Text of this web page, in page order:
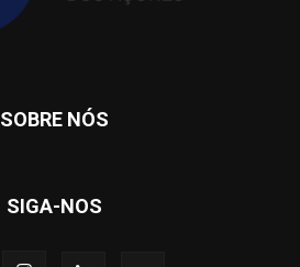
SOBRE NÓS
SIGA-NOS